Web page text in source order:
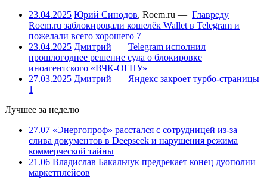
23.04.2025 Юрий Синодов, Roem.ru — Главреду
Roem.ru заблокировали кошелёк Wallet в Telegram и
пожелали всего хорошего 7
23.04.2025 Дмитрий — Telegram исполнил
прошлогоднее решение суда о блокировке
иноагентского «ВЧК-ОГПУ»
27.03.2025 Дмитрий — Яндекс закроет турбо-страницы
1
Лучшее за неделю
27.07 «Энергопроф» расстался с сотрудницей из-за
слива документов в Deepseek и нарушения режима
коммерческой тайны
21.06 Владислав Бакальчук предрекает конец дуополии
маркетплейсов